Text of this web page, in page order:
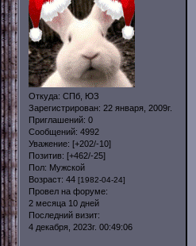
Откуда: СПб, ЮЗ
Зарегистрирован: 22 января, 2009г.
Приглашений: 0
Сообщений: 4992
Уважение: [+202/-10]
Позитив: [+462/-25]
Пол: Мужской
Возраст: 44 [1982-04-24]
Провел на форуме:
2 месяца 10 дней
Последний визит:
4 декабря, 2023г. 00:49:06